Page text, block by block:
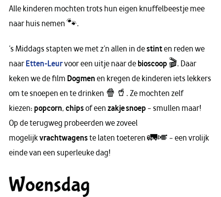
Alle kinderen mochten trots hun eigen knuffelbeestje mee
naar huis nemen 🐾.
’s Middags stapten we met z’n allen in destinten reden we
naarEtten-Leurvoor een uitje naar debioscoop 🎬. Daar
keken we de film Dogmenen kregen de kinderen iets lekkers
om te snoepen en te drinken 🍿🥤. Ze mochten zelf
kiezen: popcorn,chipsof eenzakje snoep– smullen maar!
Op de terugweg probeerden we zoveel
mogelijkvrachtwagenste laten toeteren 🚛🎺 – een vrolijk
einde van een superleuke dag!
Woensdag